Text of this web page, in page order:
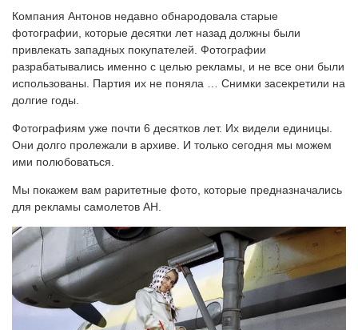
Компания Антонов недавно обнародовала старые
фотографии, которые десятки лет назад должны были
привлекать западных покупателей. Фотографии
разрабатывались именно с целью рекламы, и не все они были
использованы. Партия их не поняла … Снимки засекретили на
долгие годы.
Фотографиям уже почти 6 десятков лет. Их видели единицы.
Они долго пролежали в архиве. И только сегодня мы можем
ими полюбоваться.
Мы покажем вам раритетные фото, которые предназначались
для рекламы самолетов АН.